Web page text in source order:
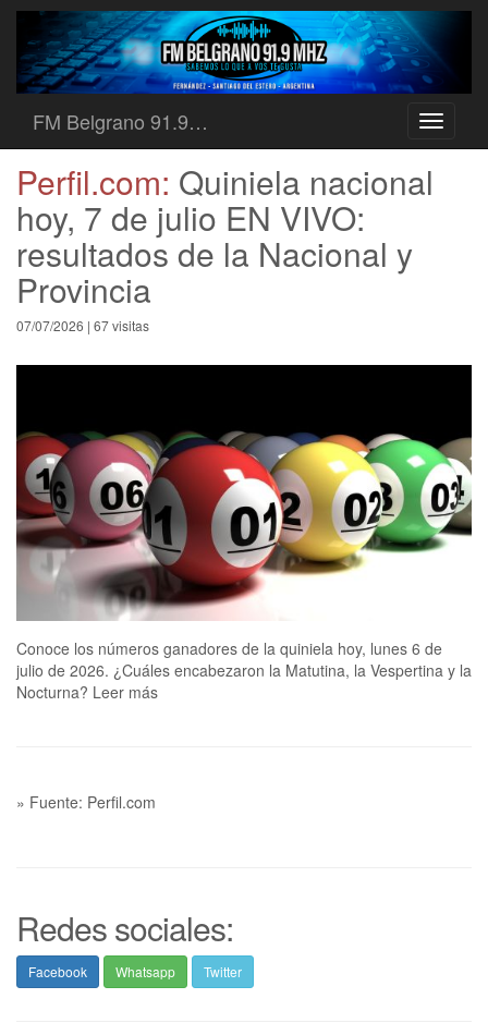
Toggle
FM Belgrano 91.9…
Perfil.com: Quiniela nacional
hoy, 7 de julio EN VIVO:
resultados de la Nacional y
Provincia
07/07/2026 | 67 visitas
Conoce los números ganadores de la quiniela hoy, lunes 6 de
julio de 2026. ¿Cuáles encabezaron la Matutina, la Vespertina y la
Nocturna? Leer más
» Fuente: Perfil.com
Redes sociales:
Facebook Whatsapp Twitter